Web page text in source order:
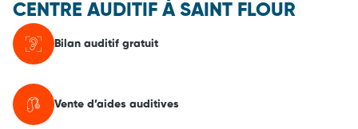
CENTRE AUDITIF À SAINT FLOUR
Bilan auditif gratuit
Vente d’aides auditives